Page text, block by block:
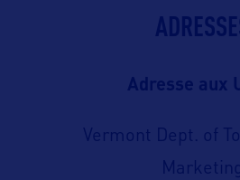
Adresse aux
Vermont Dept. of